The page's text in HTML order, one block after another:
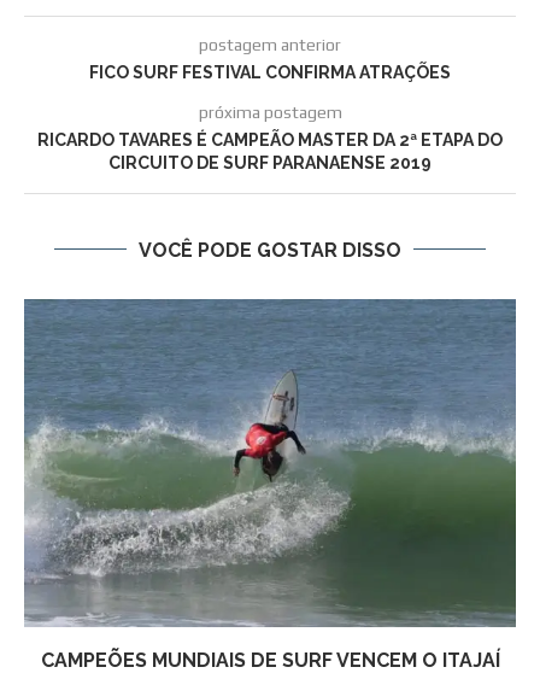
postagem anterior
FICO SURF FESTIVAL CONFIRMA ATRAÇÕES
próxima postagem
RICARDO TAVARES É CAMPEÃO MASTER DA 2ª ETAPA DO
CIRCUITO DE SURF PARANAENSE 2019
VOCÊ PODE GOSTAR DISSO
CAMPEÕES MUNDIAIS DE SURF VENCEM O ITAJAÍ